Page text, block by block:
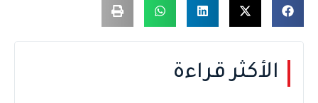
الأكثر قراءة